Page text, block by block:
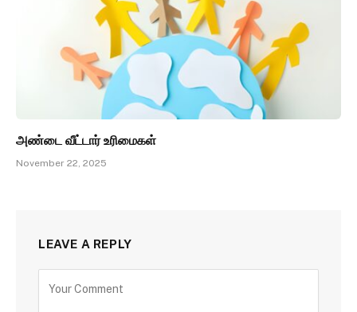
அண்டை வீட்டார் உரிமைகள்
November 22, 2025
LEAVE A REPLY